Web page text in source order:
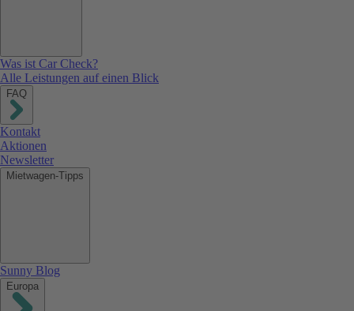
Was ist Car Check?
Alle Leistungen auf einen Blick
FAQ
Kontakt
Aktionen
Newsletter
Mietwagen-Tipps
Sunny Blog
Europa